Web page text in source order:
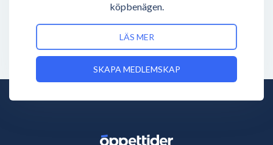
köpbenägen.
LÄS MER
SKAPA MEDLEMSKAP